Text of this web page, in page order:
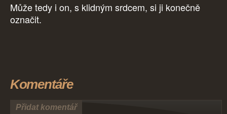
Může tedy i on, s klidným srdcem, si ji konečně
označit.
Komentáře
Přidat komentář